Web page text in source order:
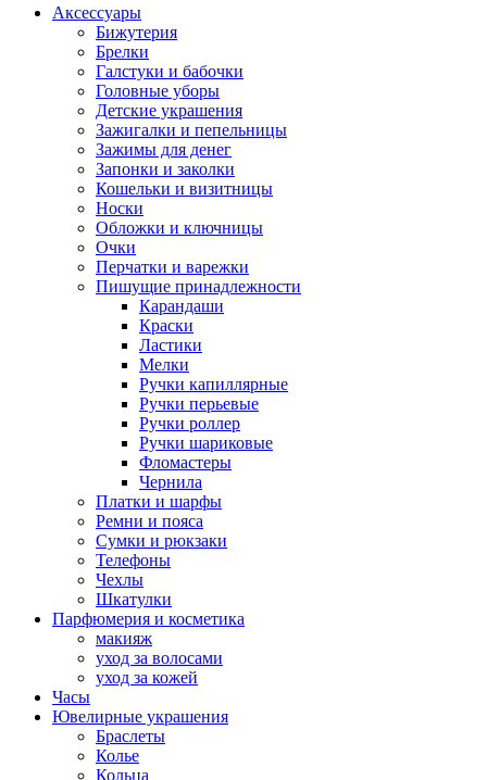
Аксессуары
Бижутерия
Брелки
Галстуки и бабочки
Головные уборы
Детские украшения
Зажигалки и пепельницы
Зажимы для денег
Запонки и заколки
Кошельки и визитницы
Носки
Обложки и ключницы
Очки
Перчатки и варежки
Пишущие принадлежности
Карандаши
Краски
Ластики
Мелки
Ручки капиллярные
Ручки перьевые
Ручки роллер
Ручки шариковые
Фломастеры
Чернила
Платки и шарфы
Ремни и пояса
Сумки и рюкзаки
Телефоны
Чехлы
Шкатулки
Парфюмерия и косметика
макияж
уход за волосами
уход за кожей
Часы
Ювелирные украшения
Браслеты
Колье
Кольца